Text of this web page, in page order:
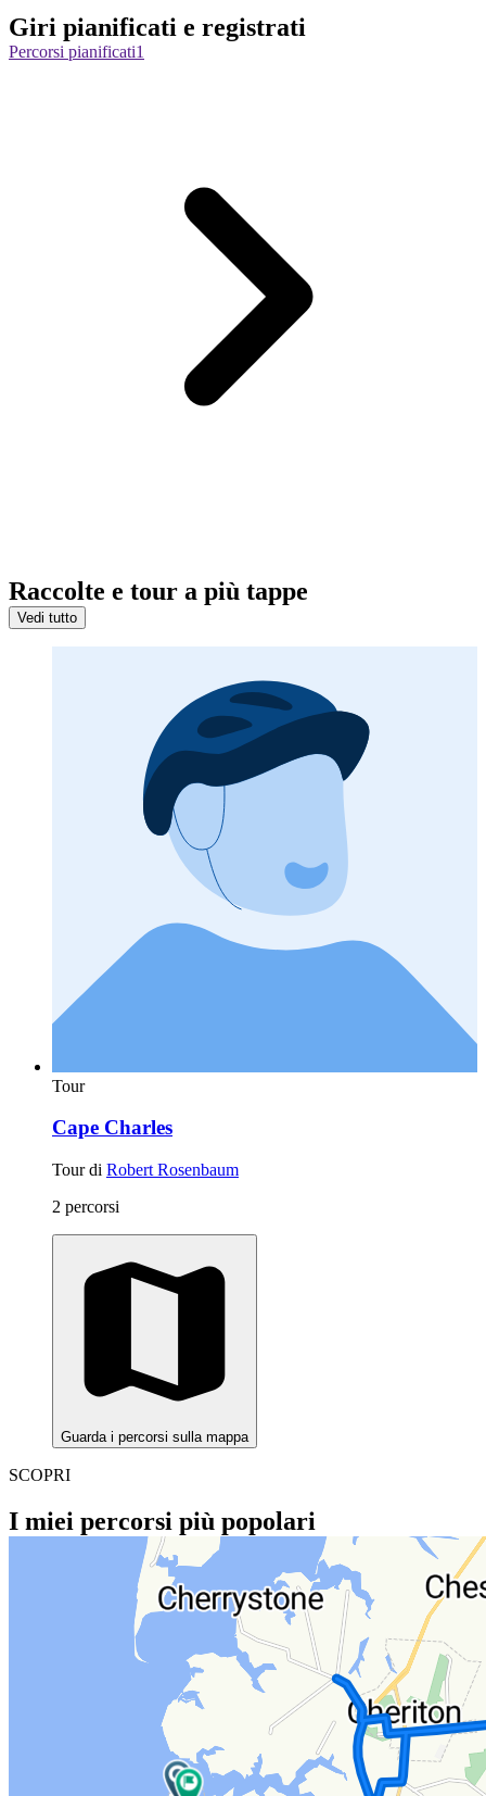
Giri pianificati e registrati
Percorsi pianificati1
Raccolte e tour a più tappe
Vedi tutto
Tour
Cape Charles
Tour di Robert Rosenbaum
2 percorsi
Guarda i percorsi sulla mappa
SCOPRI
I miei percorsi più popolari